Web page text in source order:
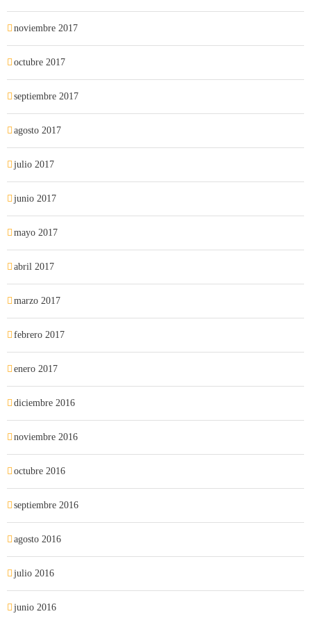
noviembre 2017
octubre 2017
septiembre 2017
agosto 2017
julio 2017
junio 2017
mayo 2017
abril 2017
marzo 2017
febrero 2017
enero 2017
diciembre 2016
noviembre 2016
octubre 2016
septiembre 2016
agosto 2016
julio 2016
junio 2016